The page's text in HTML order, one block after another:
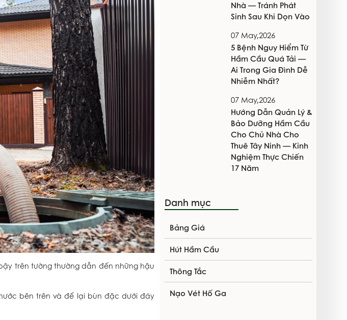
trên tường thường dẫn đến những hậu
bên trên và để lại bùn đặc dưới đáy
Nhà — Tránh Phát
Sinh Sau Khi Dọn Vào
07 May,2026
5 Bệnh Nguy Hiểm Từ
Hầm Cầu Quá Tải —
Ai Trong Gia Đình Dễ
Nhiễm Nhất?
07 May,2026
Hướng Dẫn Quản Lý &
Bảo Dưỡng Hầm Cầu
Cho Chủ Nhà Cho
Thuê Tây Ninh — Kinh
Nghiệm Thực Chiến
17 Năm
Danh mục
Bảng Giá
Hút Hầm Cầu
Thông Tắc
Nạo Vét Hố Ga